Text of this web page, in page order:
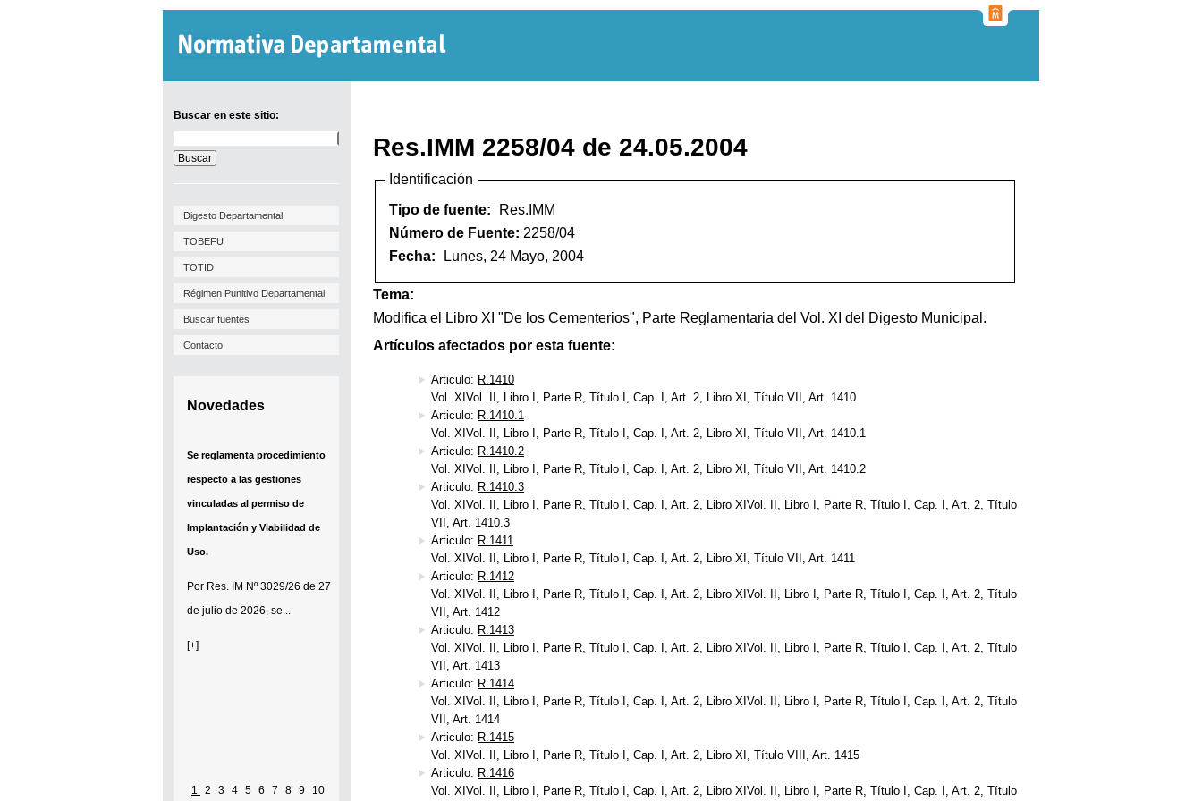
Buscar en este sitio:
en
este
sitio:
Digesto Departamental
TOBEFU
TOTID
Régimen Punitivo Departamental
Buscar fuentes
Contacto
Novedades
Se reglamenta procedimiento
respecto a las gestiones
vinculadas al permiso de
Implantación y Viabilidad de
Uso.
Por Res. IM Nº 3029/26 de 27
de julio de 2026, se...
[+]
1 2 3 4 5 6 7 8 9 10
Res.IMM 2258/04 de 24.05.2004
Identificación
Tipo de fuente:
Res.IMM
Número de Fuente: 2258/04
Fecha:
Lunes, 24 Mayo, 2004
Tema:
Modifica el Libro XI "De los Cementerios", Parte Reglamentaria del Vol. XI del Digesto Municipal.
Artículos afectados por esta fuente:
Articulo: R.1410
Vol. XIVol. II, Libro I, Parte R, Título I, Cap. I, Art. 2, Libro XI, Título VII, Art. 1410
Articulo: R.1410.1
Vol. XIVol. II, Libro I, Parte R, Título I, Cap. I, Art. 2, Libro XI, Título VII, Art. 1410.1
Articulo: R.1410.2
Vol. XIVol. II, Libro I, Parte R, Título I, Cap. I, Art. 2, Libro XI, Título VII, Art. 1410.2
Articulo: R.1410.3
Vol. XIVol. II, Libro I, Parte R, Título I, Cap. I, Art. 2, Libro XIVol. II, Libro I, Parte R, Título I, Cap. I, Art. 2, Título
VII, Art. 1410.3
Articulo: R.1411
Vol. XIVol. II, Libro I, Parte R, Título I, Cap. I, Art. 2, Libro XI, Título VII, Art. 1411
Articulo: R.1412
Vol. XIVol. II, Libro I, Parte R, Título I, Cap. I, Art. 2, Libro XIVol. II, Libro I, Parte R, Título I, Cap. I, Art. 2, Título
VII, Art. 1412
Articulo: R.1413
Vol. XIVol. II, Libro I, Parte R, Título I, Cap. I, Art. 2, Libro XIVol. II, Libro I, Parte R, Título I, Cap. I, Art. 2, Título
VII, Art. 1413
Articulo: R.1414
Vol. XIVol. II, Libro I, Parte R, Título I, Cap. I, Art. 2, Libro XIVol. II, Libro I, Parte R, Título I, Cap. I, Art. 2, Título
VII, Art. 1414
Articulo: R.1415
Vol. XIVol. II, Libro I, Parte R, Título I, Cap. I, Art. 2, Libro XI, Título VIII, Art. 1415
Articulo: R.1416
Vol. XIVol. II, Libro I, Parte R, Título I, Cap. I, Art. 2, Libro XIVol. II, Libro I, Parte R, Título I, Cap. I, Art. 2, Título